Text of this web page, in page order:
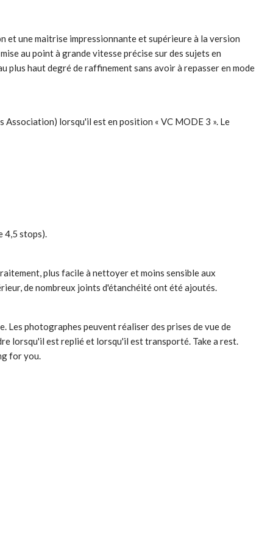
et une maitrise impressionnante et supérieure à la version
au point à grande vitesse précise sur des sujets en
plus haut degré de raffinement sans avoir à repasser en mode
Association) lorsqu'il est en position « VC MODE 3 ». Le
4,5 stops).
plus facile à nettoyer et moins sensible aux
de nombreux joints d'étanchéité ont été ajoutés.
Les photographes peuvent réaliser des prises de vue de
lorsqu'il est replié et lorsqu'il est transporté. Take a rest.
for you.